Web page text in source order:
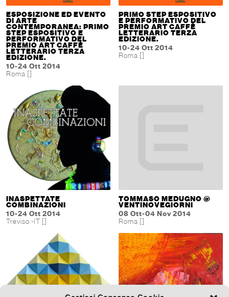
ESPOSIZIONE ED EVENTO
DI ARTE
CONTEMPORANEA: PRIMO
STEP ESPOSITIVO E
PERFORMATIVO DEL
PREMIO ART CAFFÈ
LETTERARIO TERZA
EDIZIONE.
10-24 Ott 2014
Roma []
PRIMO STEP ESPOSITIVO
E PERFORMATIVO DEL
PREMIO ART CAFFÈ
LETTERARIO TERZA
EDIZIONE.
10-24 Ott 2014
Roma []
INASPETTATE
COMBINAZIONI
10-24 Ott 2014
Treviso -IT []
TOMMASO MEDUGNO @
VENTINOVEGIORNI
08 Ott-04 Nov 2014
Roma []